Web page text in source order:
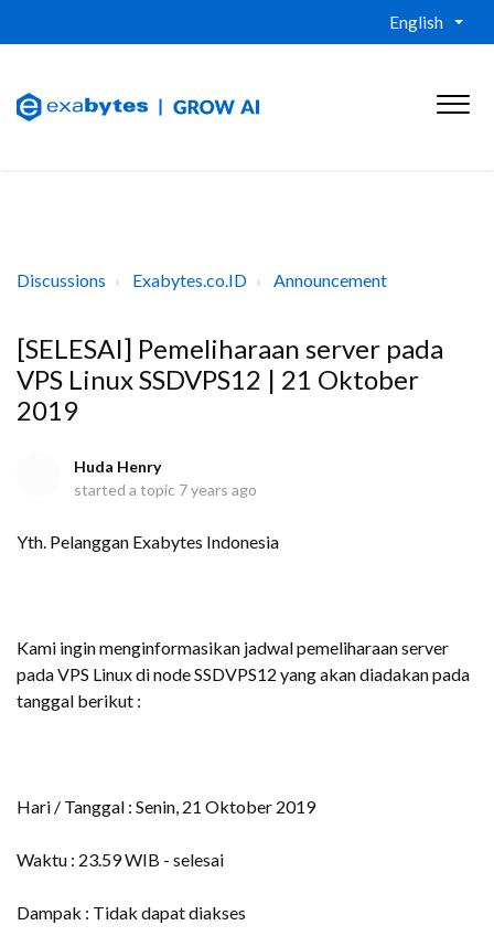
English
Discussions Exabytes.co.ID Announcement
[SELESAI] Pemeliharaan server pada
VPS Linux SSDVPS12 | 21 Oktober
2019
Huda Henry
started a topic 7 years ago
Yth. Pelanggan Exabytes Indonesia
Kami ingin menginformasikan jadwal pemeliharaan server
pada VPS Linux di node SSDVPS12 yang akan diadakan pada
tanggal berikut :
Hari / Tanggal : Senin, 21 Oktober 2019
Waktu : 23.59 WIB - selesai
Dampak : Tidak dapat diakses